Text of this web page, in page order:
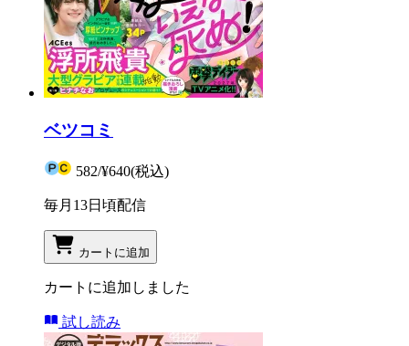
ベツコミ
582/¥640(税込)
毎月13日頃配信
カートに追加
カートに追加しました
試し読み